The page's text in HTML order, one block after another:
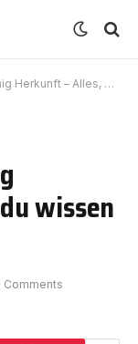
was du wissen möchtest
wissen
Comments